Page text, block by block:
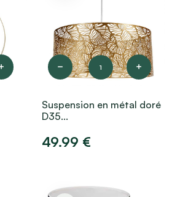
1
Suspension en métal doré
D35...
49.99 €